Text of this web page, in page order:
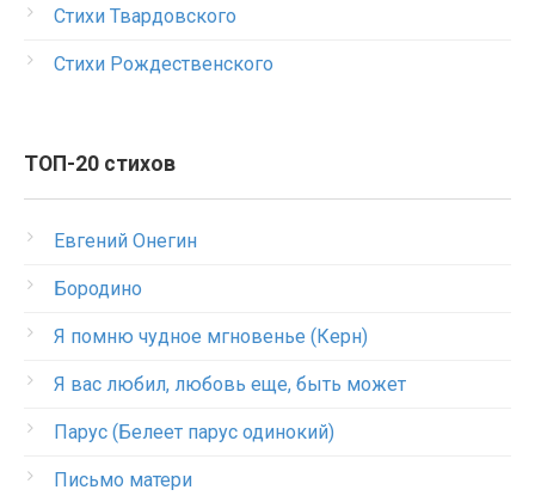
Стихи Твардовского
Стихи Рождественского
ТОП-20 стихов
Евгений Онегин
Бородино
Я помню чудное мгновенье (Керн)
Я вас любил, любовь еще, быть может
Парус (Белеет парус одинокий)
Письмо матери